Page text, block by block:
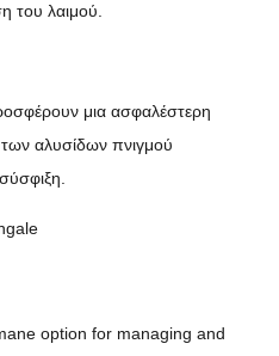
του λαιμού.
μια ασφαλέστερη
των αλυσίδων πνιγμού
option for managing and